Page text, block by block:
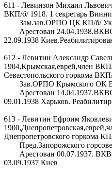
611 - Левинзон Михаил
ВКП/б/ 1918. 1 секретарь
Зам.зав.ОРПО ЦК КП/б/
Арестован 24.04.1938.ВКВС
22.09.1938
612 - Левитин Александр
1904,Крымская,еврей,член
Севастопольского горкома
Зав.ОРПО Крымского ОК
Арестован 14.04.1937.ВКВС
09.01.1938 Харьков.
613 - Левитин Ефроим
Днепропетровского горкома
Пред.Запорожского
Арестован 00.07.1937.
03.09.1937 Киев